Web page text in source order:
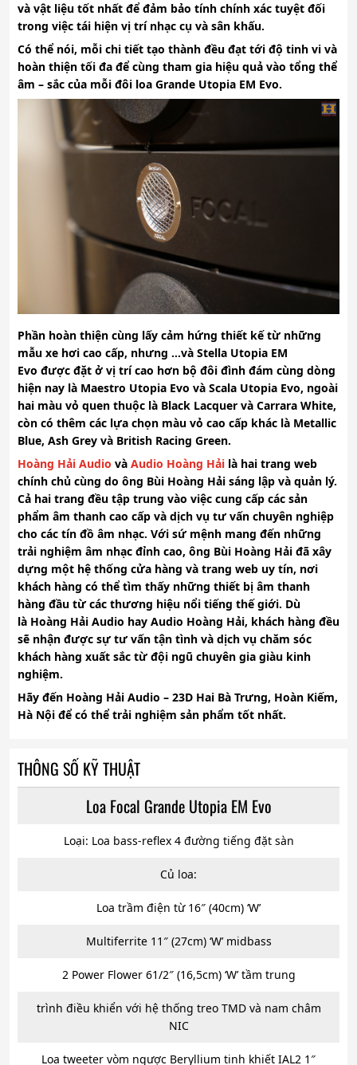
và vật liệu tốt nhất để đảm bảo tính chính xác tuyệt đối
trong việc tái hiện vị trí nhạc cụ và sân khấu.
Có thể nói, mỗi chi tiết tạo thành đều đạt tới độ tinh vi và
hoàn thiện tối đa để cùng tham gia hiệu quả vào tổng thể
âm – sắc của mỗi đôi loa Grande Utopia EM Evo.
Phần hoàn thiện cùng lấy cảm hứng thiết kế từ những
mẫu xe hơi cao cấp, nhưng …và Stella Utopia EM
Evo được đặt ở vị trí cao hơn bộ đôi đình đám cùng dòng
hiện nay là Maestro Utopia Evo và Scala Utopia Evo, ngoài
hai màu vỏ quen thuộc là Black Lacquer và Carrara White,
còn có thêm các lựa chọn màu vỏ cao cấp khác là Metallic
Blue, Ash Grey và British Racing Green.
Hoàng Hải Audio và Audio Hoàng Hải là hai trang web
chính chủ cùng do ông Bùi Hoàng Hải sáng lập và quản lý.
Cả hai trang đều tập trung vào việc cung cấp các sản
phẩm âm thanh cao cấp và dịch vụ tư vấn chuyên nghiệp
cho các tín đồ âm nhạc. Với sứ mệnh mang đến những
trải nghiệm âm nhạc đỉnh cao, ông Bùi Hoàng Hải đã xây
dựng một hệ thống cửa hàng và trang web uy tín, nơi
khách hàng có thể tìm thấy những thiết bị âm thanh
hàng đầu từ các thương hiệu nổi tiếng thế giới. Dù
là Hoàng Hải Audio hay Audio Hoàng Hải, khách hàng đều
sẽ nhận được sự tư vấn tận tình và dịch vụ chăm sóc
khách hàng xuất sắc từ đội ngũ chuyên gia giàu kinh
nghiệm.
Hãy đến Hoàng Hải Audio – 23D Hai Bà Trưng, Hoàn Kiếm,
Hà Nội để có thể trải nghiệm sản phẩm tốt nhất.
THÔNG SỐ KỸ THUẬT
Loa Focal Grande Utopia EM Evo
Loại: Loa bass-reflex 4 đường tiếng đặt sàn
Củ loa:
Loa trầm điện từ 16″ (40cm) ‘W’
Multiferrite 11″ (27cm) ‘W’ midbass
2 Power Flower 61/2″ (16,5cm) ‘W’ tầm trung
trình điều khiển với hệ thống treo TMD và nam châm
NIC
Loa tweeter vòm ngược Beryllium tinh khiết IAL2 1″